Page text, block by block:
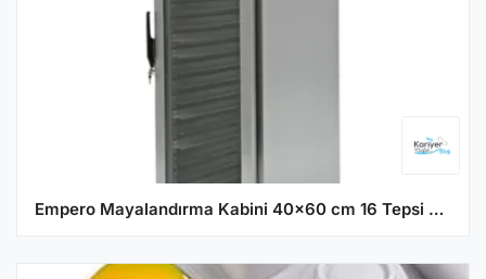
Empero Mayalandırma Kabini 40x60 cm 16 Tepsi Kapasiteli EMP.MF.20